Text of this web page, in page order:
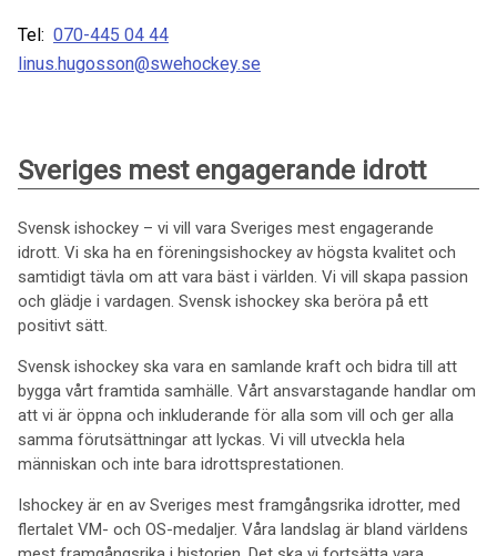
Tel: 070-445 04 44
linus.hugosson@swehockey.se
Sveriges mest engagerande idrott
Svensk ishockey – vi vill vara Sveriges mest engagerande
idrott. Vi ska ha en föreningsishockey av högsta kvalitet och
samtidigt tävla om att vara bäst i världen. Vi vill skapa passion
och glädje i vardagen. Svensk ishockey ska beröra på ett
positivt sätt.
Svensk ishockey ska vara en samlande kraft och bidra till att
bygga vårt framtida samhälle. Vårt ansvarstagande handlar om
att vi är öppna och inkluderande för alla som vill och ger alla
samma förutsättningar att lyckas. Vi vill utveckla hela
människan och inte bara idrottsprestationen.
Ishockey är en av Sveriges mest framgångsrika idrotter, med
flertalet VM- och OS-medaljer. Våra landslag är bland världens